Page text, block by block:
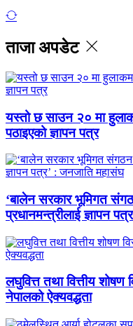
ताजा अपडेट
यस्तो छ साउन २० मा
पठाइएको ज्ञापन पत्र
‘बालेन सरकार भूमिगत
प्रधानमन्त्रीलाई ज्ञापन
लघुवित्त तथा वित्तीय
नेपालको ऐक्यवद्धता